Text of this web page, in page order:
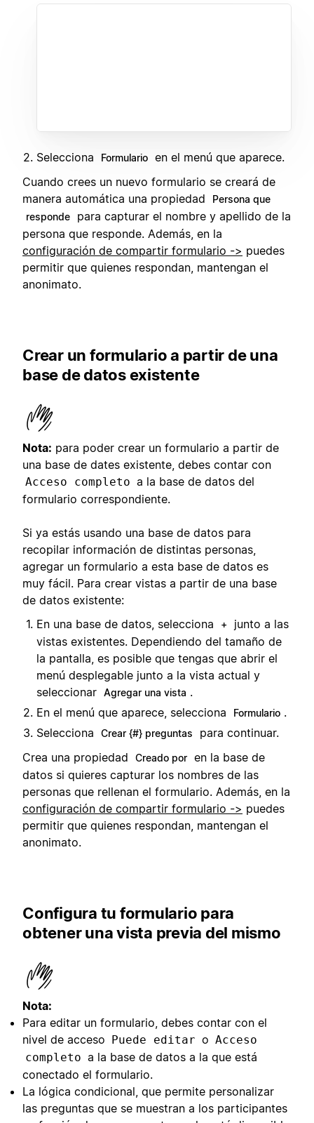
Selecciona Formulario en el menú que aparece.
Cuando crees un nuevo formulario se creará de
manera automática una propiedad
Persona que
responde
para capturar el nombre y apellido de la
persona que responde. Además, en la
configuración de compartir formulario -> puedes
permitir que quienes respondan, mantengan el
anonimato.
Crear un formulario a partir de una
base de datos existente
Nota: para poder crear un formulario a partir de
una base de dates existente, debes contar con
Acceso completo a la base de datos del
formulario correspondiente.
Si ya estás usando una base de datos para
recopilar información de distintas personas,
agregar un formulario a esta base de datos es
muy fácil. Para crear vistas a partir de una base
de datos existente:
En una base de datos, selecciona
+
junto a las
vistas existentes. Dependiendo del tamaño de
la pantalla, es posible que tengas que abrir el
menú desplegable junto a la vista actual y
seleccionar Agregar una vista .
En el menú que aparece, selecciona
Formulario .
Selecciona
Crear {#} preguntas
para continuar.
Crea una propiedad
Creado por en la base de
datos si quieres capturar los nombres de las
personas que rellenan el formulario. Además, en la
configuración de compartir formulario -> puedes
permitir que quienes respondan, mantengan el
anonimato.
Configura tu formulario para
obtener una vista previa del mismo
Nota:
Para editar un formulario, debes contar con el
nivel de acceso Puede editar o Acceso
completo a la base de datos a la que está
conectado el formulario.
La lógica condicional, que permite personalizar
las preguntas que se muestran a los participantes